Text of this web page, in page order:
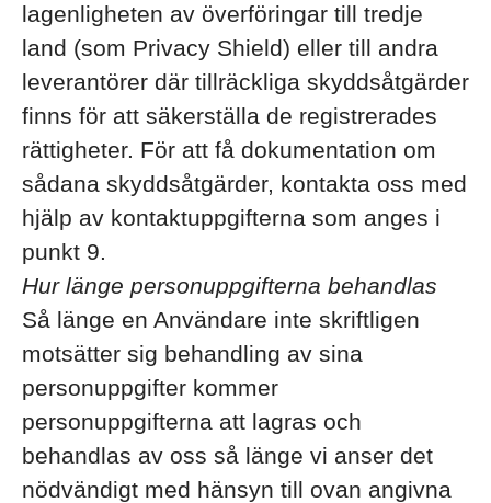
lagenligheten av överföringar till tredje
land (som Privacy Shield) eller till andra
leverantörer där tillräckliga skyddsåtgärder
finns för att säkerställa de registrerades
rättigheter. För att få dokumentation om
sådana skyddsåtgärder, kontakta oss med
hjälp av kontaktuppgifterna som anges i
punkt 9.
Hur länge personuppgifterna behandlas
Så länge en Användare inte skriftligen
motsätter sig behandling av sina
personuppgifter kommer
personuppgifterna att lagras och
behandlas av oss så länge vi anser det
nödvändigt med hänsyn till ovan angivna